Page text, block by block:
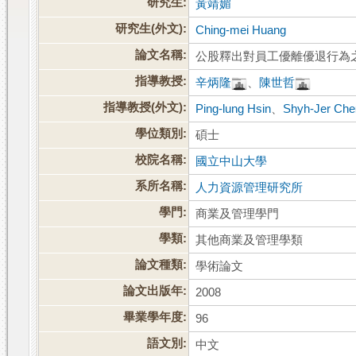
黃靖媚
研究生(外文):
Ching-mei Huang
論文名稱:
公股釋出對員工優離優退行為
指導教授:
辛炳隆
陳世哲
指導教授(外文):
Ping-lung Hsin
Shyh-Jer
學位類別:
碩士
校院名稱:
國立中山大學
系所名稱:
人力資源管理研究所
學門:
商業及管理學門
學類:
其他商業及管理學類
論文種類:
學術論文
論文出版年:
2008
畢業學年度:
96
語文別:
中文